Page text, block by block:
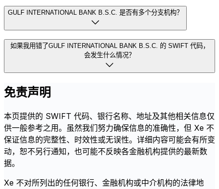
GULF INTERNATIONAL BANK B.S.C. 是否有多个分支机构？
如果我用错了GULF INTERNATIONAL BANK B.S.C. 的 SWIFT 代码，
会发生什么情况？
免责声明
本页提供的 SWIFT 代码、银行名称、地址及其他相关信息仅
供一般参考之用。虽然我们努力确保信息的准确性，但 Xe 不
保证信息的完整性、时效性或无误性。详细内容可能会有所变
动，恕不另行通知，也可能不反映各金融机构提供的最新数
据。
Xe 不对所列出的任何银行、金融机构或中介机构的法律地